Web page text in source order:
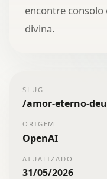
encontre consolo
divina.
SLUG
/amor-eterno-
ORIGEM
OpenAI
ATUALIZADO
31/05/2026